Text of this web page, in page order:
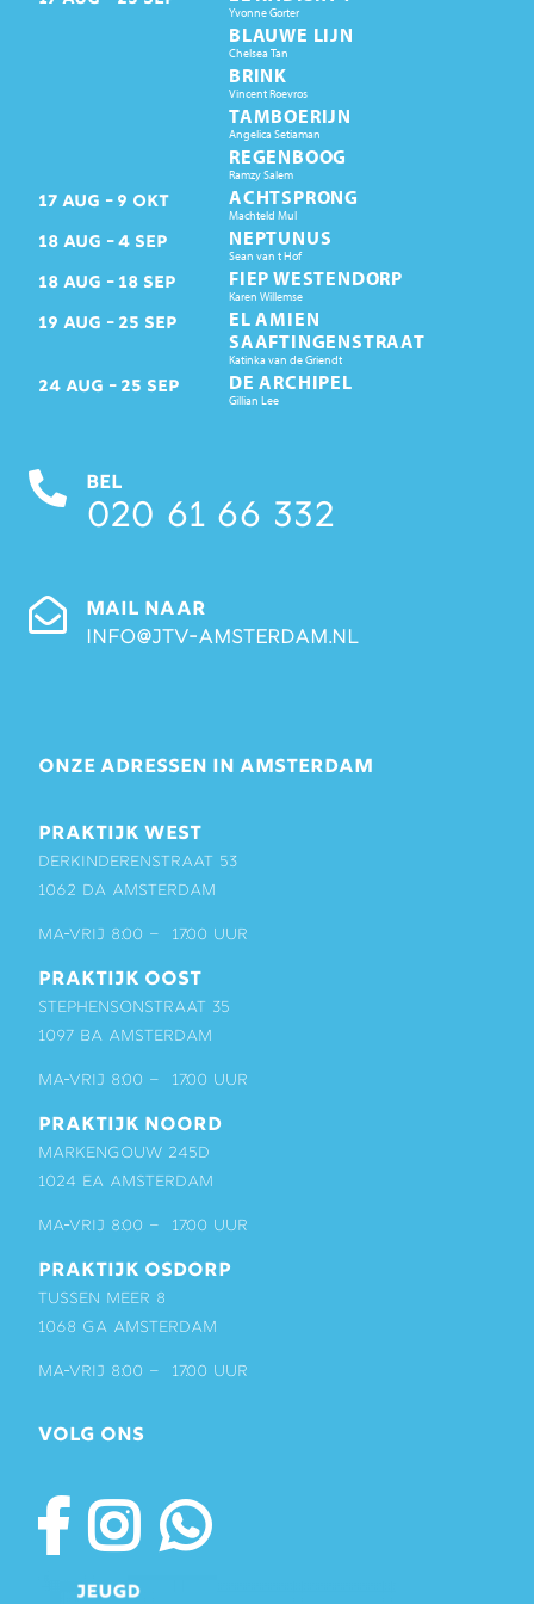
Yvonne Gorter
BLAUWE LIJN
Chelsea Tan
BRINK
Vincent Roevros
TAMBOERIJN
Angelica Setiaman
REGENBOOG
Ramzy Salem
17 AUG 9 OKT ACHTSPRONG
Machteld Mul
18 AUG 4 SEP NEPTUNUS
Sean van t Hof
18 AUG 18 SEP FIEP WESTENDORP
Karen Willemse
19 AUG 25 SEP
EL AMIEN
SAAFTINGENSTRAAT
Katinka van de Griendt
24 AUG 25 SEP DE ARCHIPEL
Gillian Lee
BEL
020 61 66 332
MAIL NAAR
info@jtv-amsterdam.nl
ONZE ADRESSEN IN AMSTERDAM
PRAKTIJK WEST
Derkinderenstraat 53
1062 DA Amsterdam
ma-vrij 8:00 – 17:00 uur
PRAKTIJK OOST
Stephensonstraat 35
1097 BA Amsterdam
ma-vrij 8:00 – 17:00 uur
PRAKTIJK NOORD
Markengouw 245D
1024 EA Amsterdam
ma-vrij 8:00 – 17:00 uur
PRAKTIJK OSDORP
Tussen Meer 8
1068 GA Amsterdam
ma-vrij 8:00 – 17:00 uur
VOLG ONS